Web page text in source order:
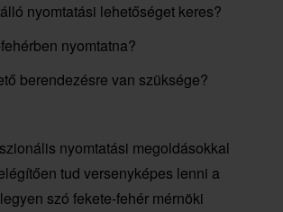
nyomtatási lehetőséget keres?
nyomtatna?
berendezésre van szüksége?
nyomtatási megoldásokkal
tud versenyképes lenni a
szó fekete-fehér mérnöki